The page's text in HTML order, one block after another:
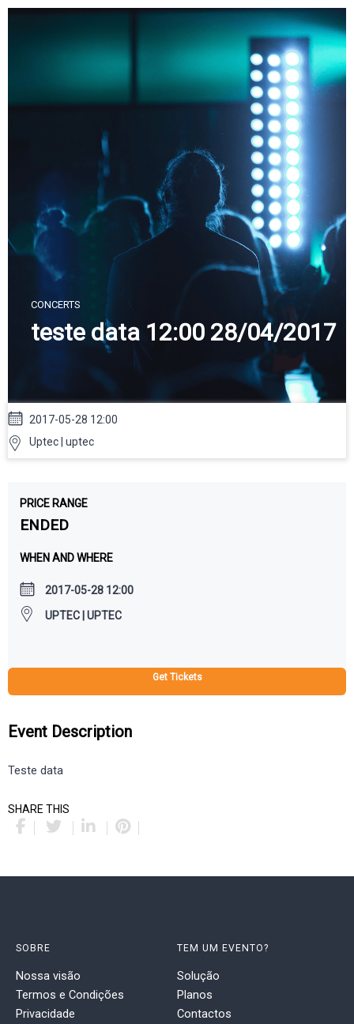
Skip
CONCERTS
teste data 12:00 28/04/2017
2017-05-28 12:00
Uptec | uptec
PRICE RANGE
ENDED
WHEN AND WHERE
2017-05-28 12:00
UPTEC | UPTEC
Get Tickets
Event Description
Teste data
SHARE THIS
SOBRE
Nossa visão
Termos e Condições
Privacidade
TEM UM EVENTO?
Solução
Planos
Contactos